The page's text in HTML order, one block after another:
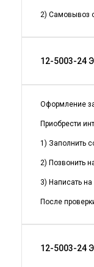
2) Самовывоз
12-5003-24
Оформление
Приобрести
1) Заполнить
2) Позвонить
3) Написать
После
12-5003-24